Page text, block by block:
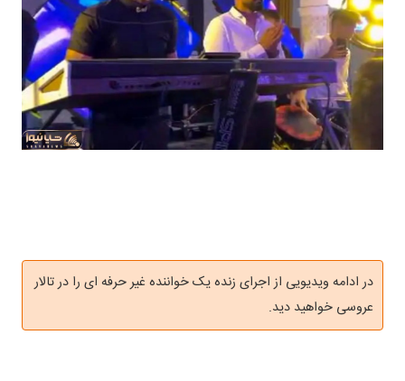
در ادامه ویدیویی از اجرای زنده یک خواننده غیر حرفه ای را در تالار
عروسی خواهید دید.